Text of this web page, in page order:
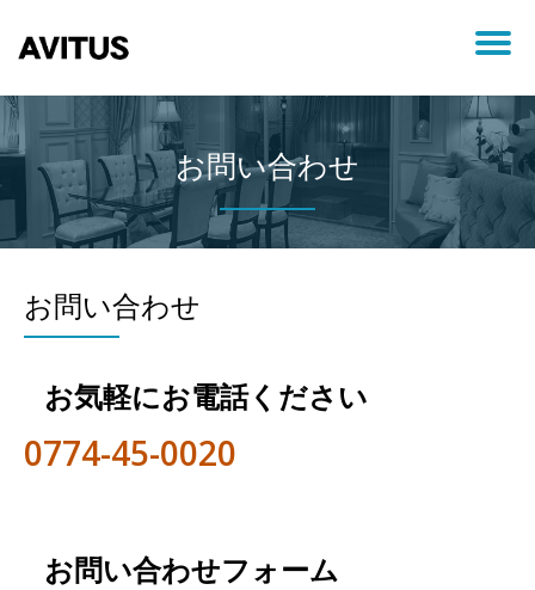
テ
ン
ツ
ス
ッ
ナ
ビ
ゲ
ー
お問い合わせ
お問い合わせ
お気軽にお電話ください
0774-45-0020
お問い合わせフォーム